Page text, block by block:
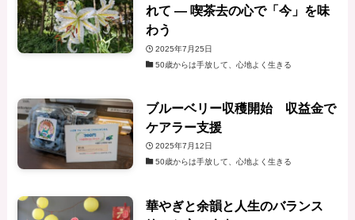
れて ― 喫茶去の心で「今」を味
わう
2025年7月25日
50歳からは手放して、心地よく生きる
ブルーベリー収穫開始 収益金で
ケアラー支援
2025年7月12日
50歳からは手放して、心地よく生きる
華やぎと余韻と人生のバランス